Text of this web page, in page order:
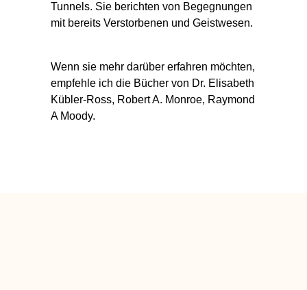
Tunnels. Sie berichten von Begegnungen
mit bereits Verstorbenen und Geistwesen.
Wenn sie mehr darüber erfahren möchten,
empfehle ich die Bücher von Dr. Elisabeth
Kübler-Ross, Robert A. Monroe, Raymond
A Moody.